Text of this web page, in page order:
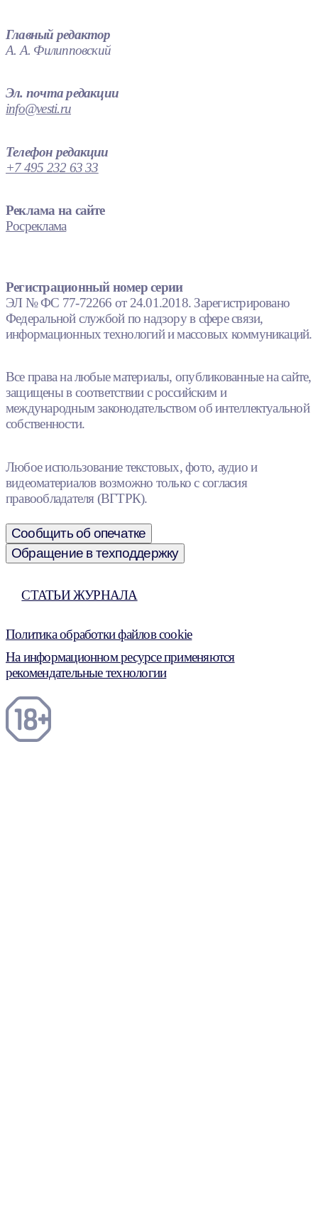
Главный редактор
А. А. Филипповский
Эл. почта редакции
info@vesti.ru
Телефон редакции
+7 495 232 63 33
Реклама на сайте
Росреклама
Регистрационный номер серии
ЭЛ № ФС 77-72266 от 24.01.2018. Зарегистрировано
Федеральной службой по надзору в сфере связи,
информационных технологий и массовых коммуникаций.
Все права на любые материалы, опубликованные на сайте,
защищены в соответствии с российским и
международным законодательством об интеллектуальной
собственности.
Любое использование текстовых, фото, аудио и
видеоматериалов возможно только с согласия
правообладателя (ВГТРК).
Сообщить об опечатке
Обращение в техподдержку
СТАТЬИ ЖУРНАЛА
Политика обработки файлов cookie
На информационном ресурсе применяются
рекомендательные технологии